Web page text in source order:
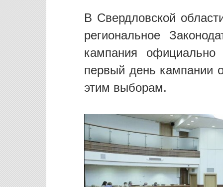
В Свердловской
региональное
кампания
первый день кампании
этим выборам.